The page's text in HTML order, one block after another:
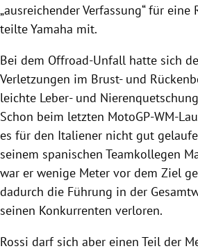
„ausreichender Verfassung“ für eine
teilteYamaha mit.
Bei dem Offroad-Unfall hatte sich
Verletzungen im Brust- und
leichte Leber- und
Schon beim letzten MotoGP-WM-
es für den Italiener nicht gut
seinem spanischen Teamkollegen
war er wenige Meter vor dem Ziel
dadurch die Führung in der
seinen Konkurrenten verloren.
Rossi darf sich aber einen Teil der